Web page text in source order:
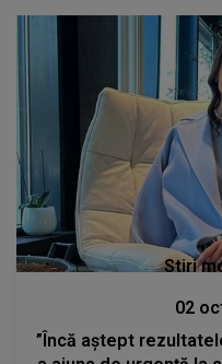
Stiri
02
”Încă aștept